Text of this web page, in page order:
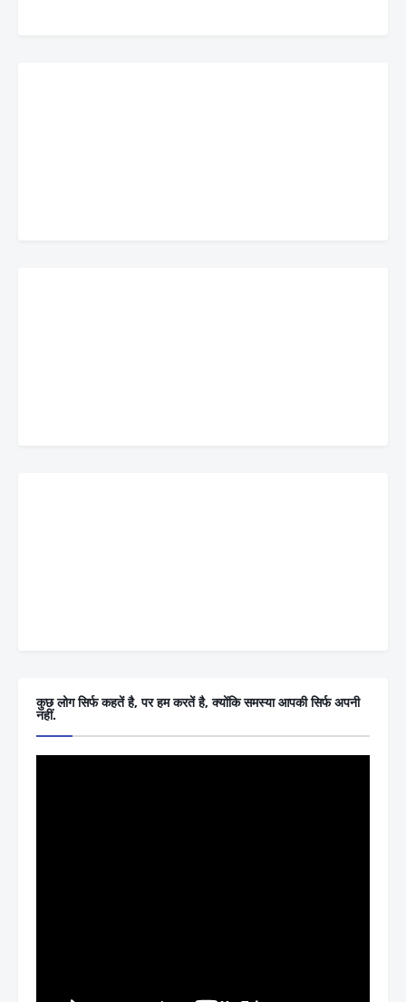
कुछ लोग सिर्फ कहतें है, पर हम करतें है, क्योंकि समस्या आपकी सिर्फ अपनी
नहीं.